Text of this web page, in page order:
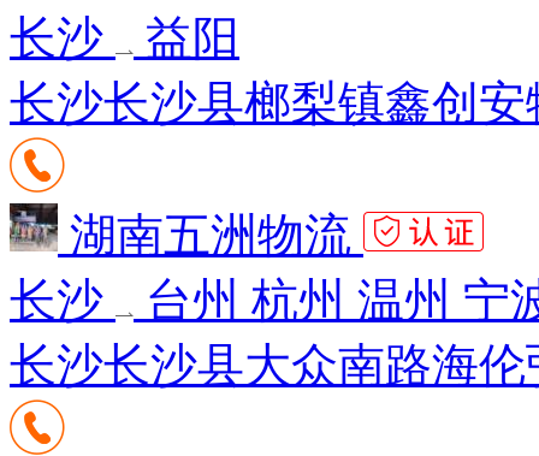
长沙
益阳
长沙长沙县榔梨镇鑫创安
湖南五洲物流
长沙
台州 杭州 温州 宁
长沙长沙县大众南路海